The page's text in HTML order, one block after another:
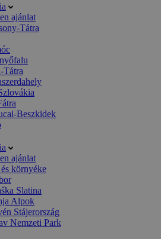
ajánlat
Tátra
Tátra
Beszkidek
ajánlat
környéke
Slatina
Alpok
Stájerország
Nemzeti Park